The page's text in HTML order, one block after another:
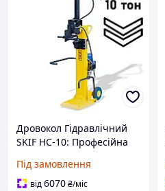
Дровокол Гідравлічний
SKIF HC-10: Професійна
Заготівлі Дров
Під замовлення
від6070₴/міс